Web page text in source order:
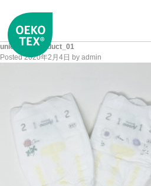
unicharm_product_01
Posted2020年2月4日 by admin